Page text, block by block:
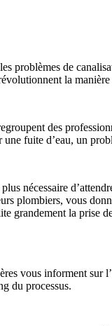
problèmes de
la
des
fuite d’eau, un
nécessaire
plombiers, vous
grandement la prise
vous informent sur
du processus.